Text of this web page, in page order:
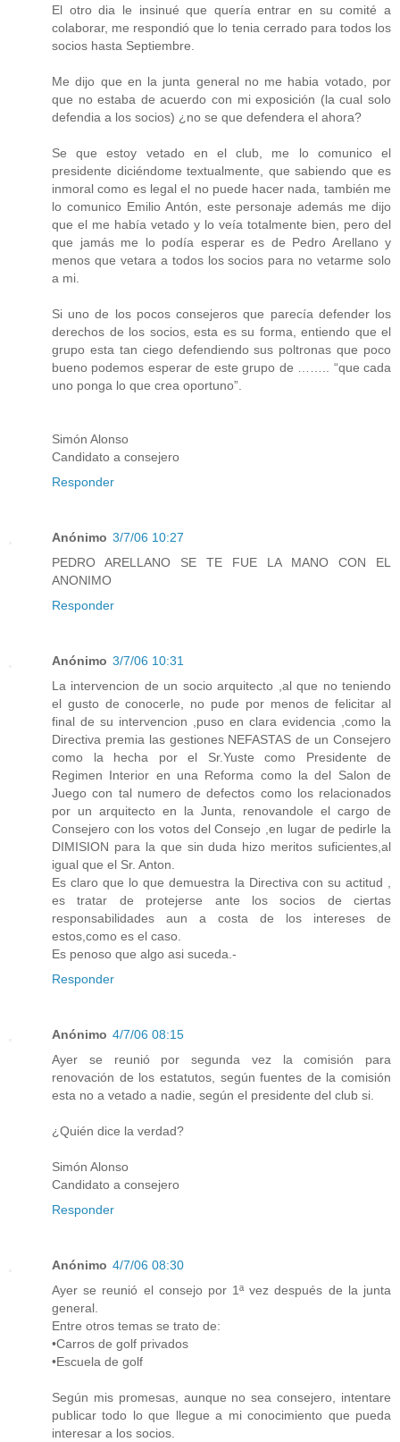
El otro dia le insinué que quería entrar en su comité a
colaborar, me respondió que lo tenia cerrado para todos los
socios hasta Septiembre.
Me dijo que en la junta general no me habia votado, por
que no estaba de acuerdo con mi exposición (la cual solo
defendia a los socios) ¿no se que defendera el ahora?
Se que estoy vetado en el club, me lo comunico el
presidente diciéndome textualmente, que sabiendo que es
inmoral como es legal el no puede hacer nada, también me
lo comunico Emilio Antón, este personaje además me dijo
que el me había vetado y lo veía totalmente bien, pero del
que jamás me lo podía esperar es de Pedro Arellano y
menos que vetara a todos los socios para no vetarme solo
a mi.
Si uno de los pocos consejeros que parecía defender los
derechos de los socios, esta es su forma, entiendo que el
grupo esta tan ciego defendiendo sus poltronas que poco
bueno podemos esperar de este grupo de …….. “que cada
uno ponga lo que crea oportuno”.
Simón Alonso
Candidato a consejero
Responder
Anónimo 3/7/06 10:27
PEDRO ARELLANO SE TE FUE LA MANO CON EL
ANONIMO
Responder
Anónimo 3/7/06 10:31
La intervencion de un socio arquitecto ,al que no teniendo
el gusto de conocerle, no pude por menos de felicitar al
final de su intervencion ,puso en clara evidencia ,como la
Directiva premia las gestiones NEFASTAS de un Consejero
como la hecha por el Sr.Yuste como Presidente de
Regimen Interior en una Reforma como la del Salon de
Juego con tal numero de defectos como los relacionados
por un arquitecto en la Junta, renovandole el cargo de
Consejero con los votos del Consejo ,en lugar de pedirle la
DIMISION para la que sin duda hizo meritos suficientes,al
igual que el Sr. Anton.
Es claro que lo que demuestra la Directiva con su actitud ,
es tratar de protejerse ante los socios de ciertas
responsabilidades aun a costa de los intereses de
estos,como es el caso.
Es penoso que algo asi suceda.-
Responder
Anónimo 4/7/06 08:15
Ayer se reunió por segunda vez la comisión para
renovación de los estatutos, según fuentes de la comisión
esta no a vetado a nadie, según el presidente del club si.
¿Quién dice la verdad?
Simón Alonso
Candidato a consejero
Responder
Anónimo 4/7/06 08:30
Ayer se reunió el consejo por 1ª vez después de la junta
general.
Entre otros temas se trato de:
•Carros de golf privados
•Escuela de golf
Según mis promesas, aunque no sea consejero, intentare
publicar todo lo que llegue a mi conocimiento que pueda
interesar a los socios.